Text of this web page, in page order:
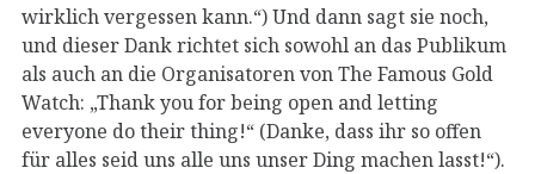
wirklich vergessen kann.“) Und dann sagt sie noch,
und dieser Dank richtet sich sowohl an das Publikum
als auch an die Organisatoren von The Famous Gold
Watch: „Thank you for being open and letting
everyone do their thing!“ (Danke, dass ihr so offen
für alles seid uns alle uns unser Ding machen lasst!“).